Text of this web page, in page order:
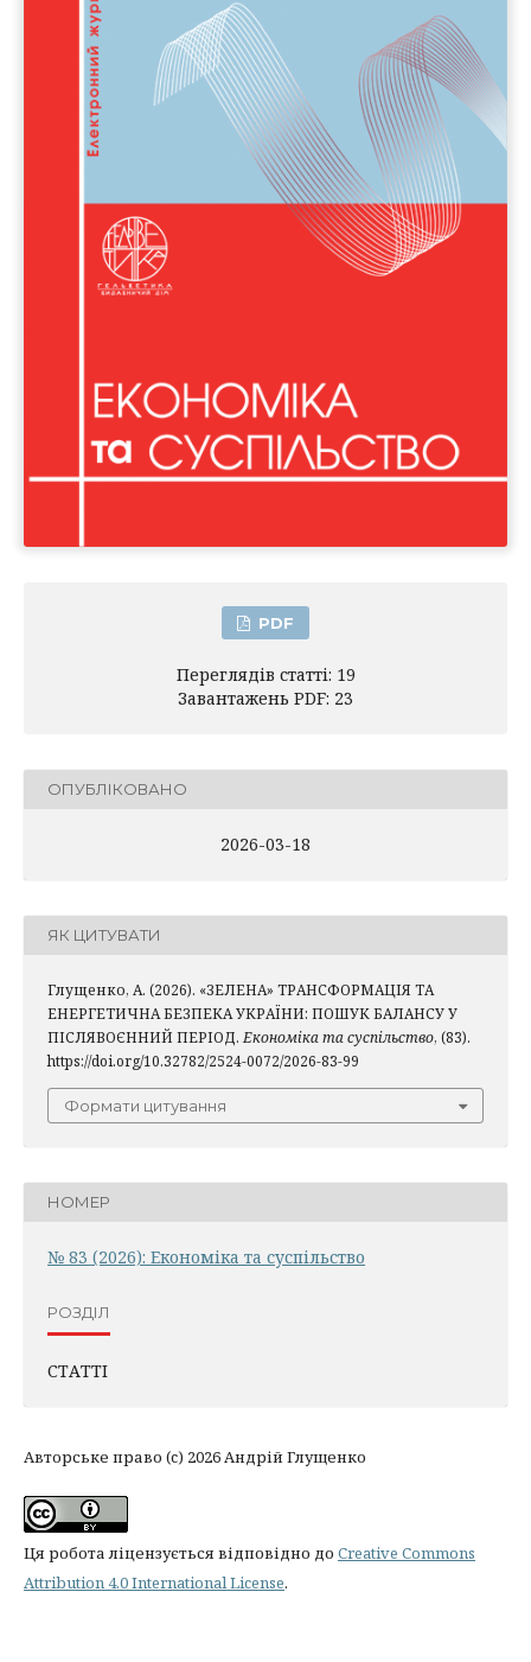
PDF
Переглядів статті: 19
Завантажень PDF: 23
ОПУБЛІКОВАНО
2026-03-18
ЯК ЦИТУВАТИ
Глущенко, А. (2026). «ЗЕЛЕНА» ТРАНСФОРМАЦІЯ ТА
ЕНЕРГЕТИЧНА БЕЗПЕКА УКРАЇНИ: ПОШУК БАЛАНСУ У
ПІСЛЯВОЄННИЙ ПЕРІОД. Економіка та суспільство, (83).
https://doi.org/10.32782/2524-0072/2026-83-99
Формати цитування
НОМЕР
№ 83 (2026): Економіка та суспільство
РОЗДІЛ
СТАТТІ
Авторське право (c) 2026 Андрій Глущенко
Ця робота ліцензується відповідно до Creative Commons
Attribution 4.0 International License.